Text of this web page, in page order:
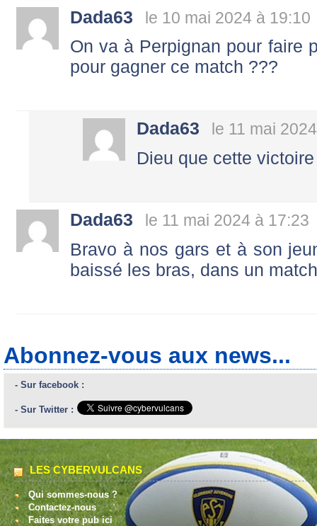
Dada63 le 10 mai 2024 à 19:10
On va à Perpignan pour faire
pour gagner ce match ???
Dada63 le 11 mai
Dieu que cette
Dada63 le 11 mai 2024 à 17:23
Bravo à nos gars et à son
baissé les bras, dans un
Abonnez-vous aux news...
- Sur facebook :
- Sur Twitter :
LES CYBERVULCANS
Qui sommes-nous ?
Contactez-nous
Faites votre pub ici